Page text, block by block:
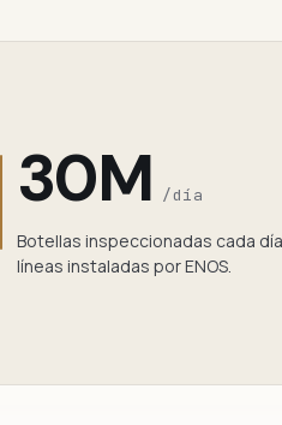
30M /día
Botellas inspeccionadas cada
líneas instaladas por ENOS.